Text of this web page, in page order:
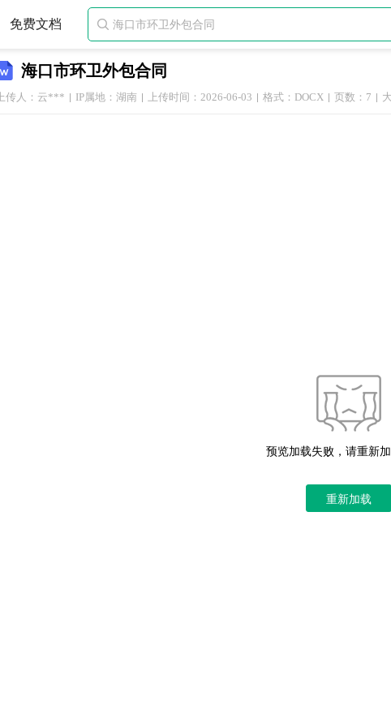
免费文档 
海口市环卫外包合同
上传人：云*** IP属地：湖南 上传时间：2026-06-03 格式：DOCX 页数：7
预览加载失败，请重新
重新加载